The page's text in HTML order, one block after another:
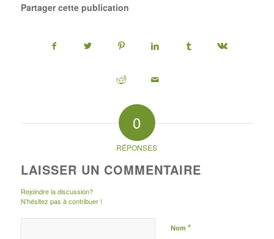
Partager cette publication
0
RÉPONSES
LAISSER UN COMMENTAIRE
Rejoindre la discussion?
N’hésitez pas à contribuer !
Nom *